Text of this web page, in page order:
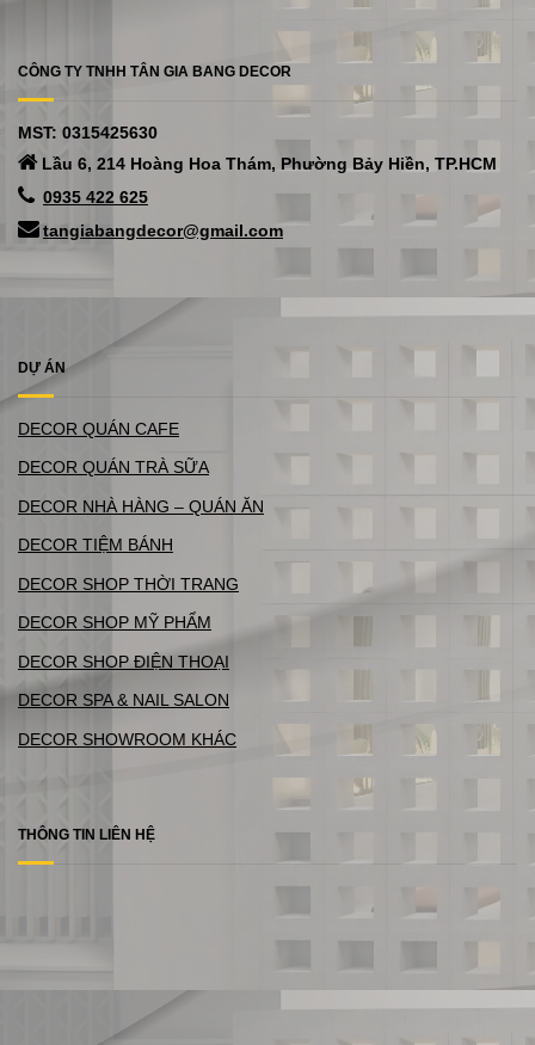
CÔNG TY TNHH TÂN GIA BANG DECOR
MST: 0315425630
Lầu 6, 214 Hoàng Hoa Thám, Phường Bảy Hiền, TP.HCM
0935 422 625
tangiabangdecor@gmail.com
DỰ ÁN
DECOR QUÁN CAFE
DECOR QUÁN TRÀ SỮA
DECOR NHÀ HÀNG – QUÁN ĂN
DECOR TIỆM BÁNH
DECOR SHOP THỜI TRANG
DECOR SHOP MỸ PHẨM
DECOR SHOP ĐIỆN THOẠI
DECOR SPA & NAIL SALON
DECOR SHOWROOM KHÁC
THÔNG TIN LIÊN HỆ